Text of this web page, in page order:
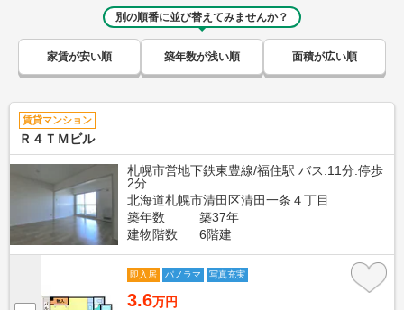
別の順番に並び替えてみませんか？
家賃が安い順 築年数が浅い順 面積が広い順
賃貸マンション
Ｒ４ＴＭビル
札幌市営地下鉄東豊線/福住駅 バス:11分:停歩
2分
北海道札幌市清田区清田一条４丁目
築年数
築37年
建物階数
6階建
即入居 パノラマ 写真充実
3.6万円